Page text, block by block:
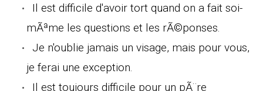
Il est difficile d'avoir tort quand on a fait soi-
mÃªme les questions et les rÃ©ponses.
Je n'oublie jamais un visage, mais pour vous,
je ferai une exception.
Il est toujours difficile pour un pÃ¨re